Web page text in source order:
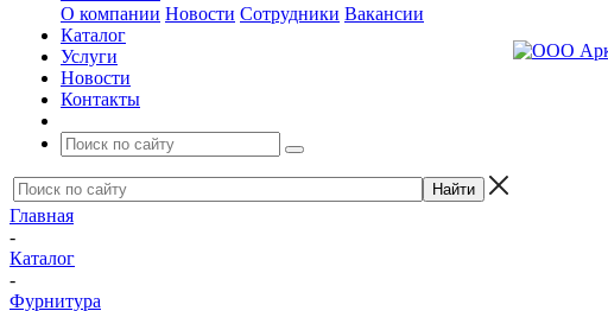
О компании Новости Сотрудники Вакансии
Каталог
Услуги
Новости
Контакты
Главная
-
Каталог
-
Фурнитура